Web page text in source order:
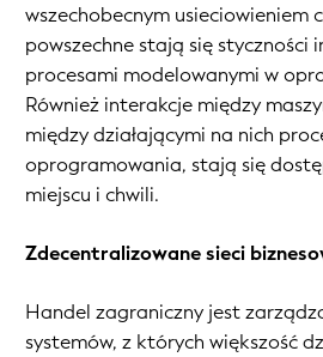
wszechobecnym usieciowieniem
powszechne stają się styczności
procesami modelowanymi w
Również interakcje między
między działającymi na nich
oprogramowania, stają się
miejscu i chwili.
Zdecentralizowane sieci
Handel zagraniczny jest
systemów, z których większość